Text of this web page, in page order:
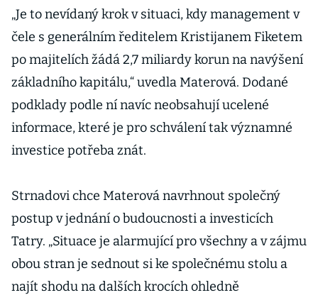
„Je to nevídaný krok v situaci, kdy management v
čele s generálním ředitelem Kristijanem Fiketem
po majitelích žádá 2,7 miliardy korun na navýšení
základního kapitálu,“ uvedla Materová. Dodané
podklady podle ní navíc neobsahují ucelené
informace, které je pro schválení tak významné
investice potřeba znát.
Strnadovi chce Materová navrhnout společný
postup v jednání o budoucnosti a investicích
Tatry. „Situace je alarmující pro všechny a v zájmu
obou stran je sednout si ke společnému stolu a
najít shodu na dalších krocích ohledně